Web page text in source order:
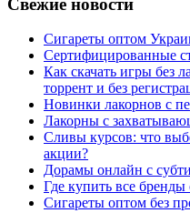
Сигареты оптом
Сертифицированные
Как скачать игры без
торрент и без
Новинки лакорнов с
Лакорны с
Сливы курсов: что
акции?
Дорамы онлайн с
Где купить все бренды
Сигареты оптом без